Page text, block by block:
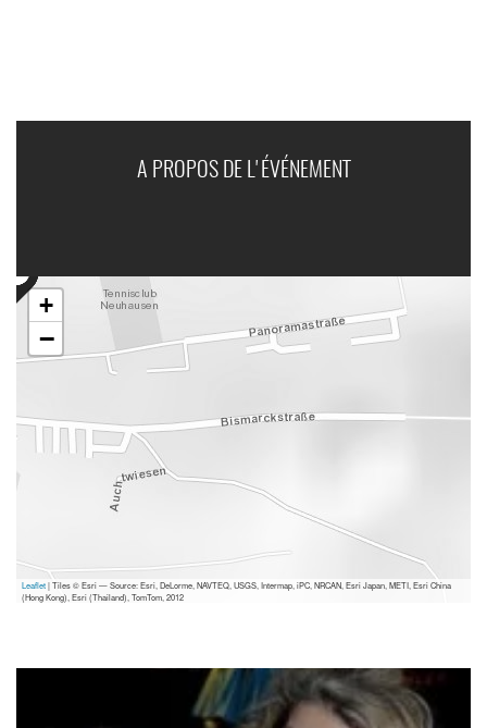
A PROPOS DE L'ÉVÉNEMENT
+
−
Leaflet| Tiles © Esri — Source: Esri, DeLorme, NAVTEQ, USGS, Intermap, iPC, NRCAN, Esri Japan, METI, Esri China
(Hong Kong), Esri (Thailand), TomTom, 2012